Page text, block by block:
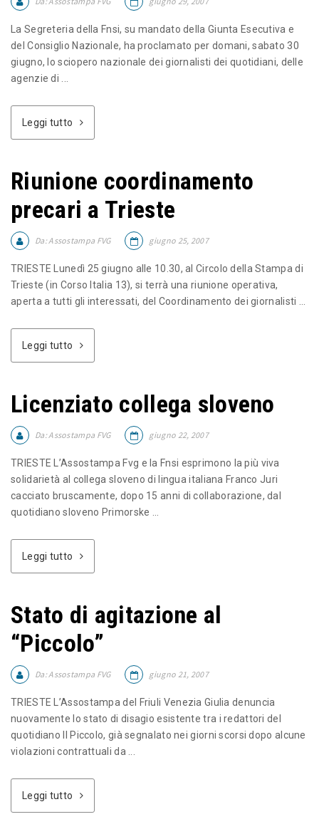
La Segreteria della Fnsi, su mandato della Giunta Esecutiva e
del Consiglio Nazionale, ha proclamato per domani, sabato 30
giugno, lo sciopero nazionale dei giornalisti dei quotidiani, delle
agenzie di ...
Leggi tutto
Riunione coordinamento
precari a Trieste
Da:Assostampa FVG giugno 25, 2007
TRIESTE Lunedì 25 giugno alle 10.30, al Circolo della Stampa di
Trieste (in Corso Italia 13), si terrà una riunione operativa,
aperta a tutti gli interessati, del Coordinamento dei giornalisti ...
Leggi tutto
Licenziato collega sloveno
Da:Assostampa FVG giugno 22, 2007
TRIESTE L’Assostampa Fvg e la Fnsi esprimono la più viva
solidarietà al collega sloveno di lingua italiana Franco Juri
cacciato bruscamente, dopo 15 anni di collaborazione, dal
quotidiano sloveno Primorske ...
Leggi tutto
Stato di agitazione al
“Piccolo”
Da:Assostampa FVG giugno 21, 2007
TRIESTE L’Assostampa del Friuli Venezia Giulia denuncia
nuovamente lo stato di disagio esistente tra i redattori del
quotidiano Il Piccolo, già segnalato nei giorni scorsi dopo alcune
violazioni contrattuali da ...
Leggi tutto